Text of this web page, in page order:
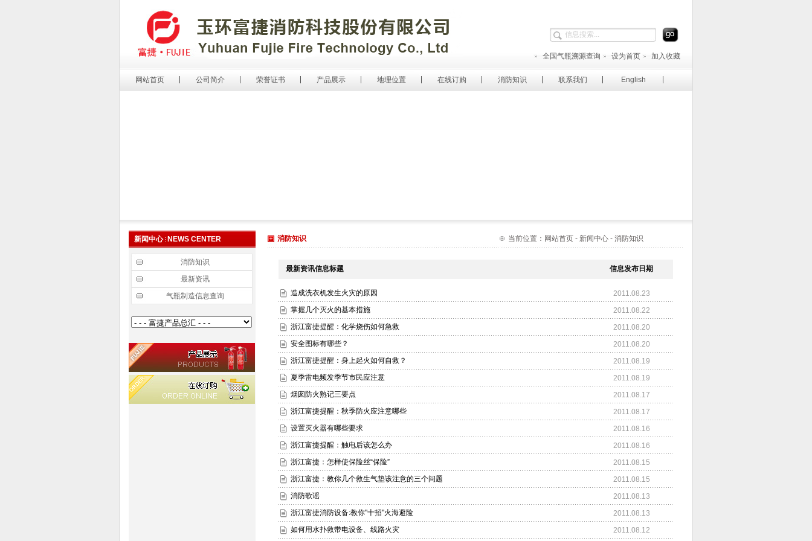
全国气瓶溯源查询 设为首页 加入收藏
网站首页 公司简介 荣誉证书 产品展示 地理位置 在线订购 消防知识 联系我们 English
新闻中心 NEWS CENTER
消防知识
最新资讯
气瓶制造信息查询
消防知识 当前位置：网站首页 - 新闻中心 - 消防知识
最新资讯信息标题 信息发布日期
造成洗衣机发生火灾的原因
2011.08.23
掌握几个灭火的基本措施
2011.08.22
浙江富捷提醒：化学烧伤如何急救
2011.08.20
安全图标有哪些？
2011.08.20
浙江富捷提醒：身上起火如何自救？
2011.08.19
夏季雷电频发季节市民应注意
2011.08.19
烟囱防火熟记三要点
2011.08.17
浙江富捷提醒：秋季防火应注意哪些
2011.08.17
设置灭火器有哪些要求
2011.08.16
浙江富捷提醒：触电后该怎么办
2011.08.16
浙江富捷：怎样使保险丝“保险”
2011.08.15
浙江富捷：教你几个救生气垫该注意的三个问题
2011.08.15
消防歌谣
2011.08.13
浙江富捷消防设备:教你"十招"火海避险
2011.08.13
如何用水扑救带电设备、线路火灾
2011.08.12